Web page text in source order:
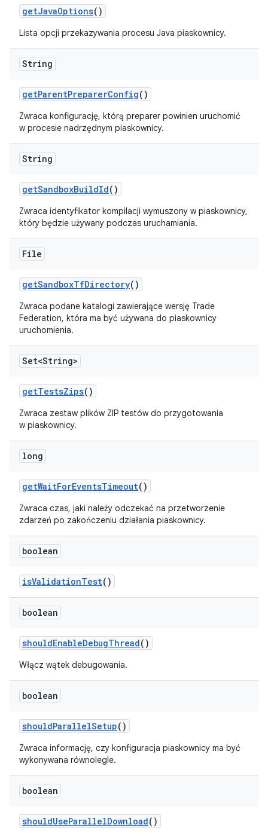
getJavaOptions()
Lista opcji przekazywania procesu Java piaskownicy.
String
getParentPreparerConfig()
Zwraca konfigurację, którą preparer powinien uruchomić
w procesie nadrzędnym piaskownicy.
String
getSandboxBuildId()
Zwraca identyfikator kompilacji wymuszony w piaskownicy,
który będzie używany podczas uruchamiania.
File
getSandboxTfDirectory()
Zwraca podane katalogi zawierające wersję Trade
Federation, która ma być używana do piaskownicy
uruchomienia.
Set<String>
getTestsZips()
Zwraca zestaw plików ZIP testów do przygotowania
w piaskownicy.
long
getWaitForEventsTimeout()
Zwraca czas, jaki należy odczekać na przetworzenie
zdarzeń po zakończeniu działania piaskownicy.
boolean
isValidationTest()
boolean
shouldEnableDebugThread()
Włącz wątek debugowania.
boolean
shouldParallelSetup()
Zwraca informację, czy konfiguracja piaskownicy ma być
wykonywana równolegle.
boolean
shouldUseParallelDownload()